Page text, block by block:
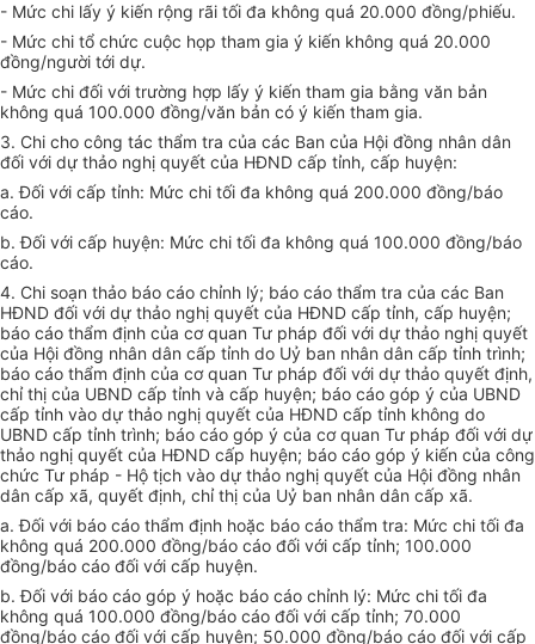
- Mức chi lấy ý kiến rộng rãi tối đa không quá 20.000 đồng/phiếu.
- Mức chi tổ chức cuộc họp tham gia ý kiến không quá 20.000
đồng/người tới dự.
- Mức chi đối với trường hợp lấy ý kiến tham gia bằng văn bản
không quá 100.000 đồng/văn bản có ý kiến tham gia.
3. Chi cho công tác thẩm tra của các Ban của Hội đồng nhân dân
đối với dự thảo nghị quyết của HĐND cấp tỉnh, cấp huyện:
a. Đối với cấp tỉnh: Mức chi tối đa không quá 200.000 đồng/báo
cáo.
b. Đối với cấp huyện: Mức chi tối đa không quá 100.000 đồng/báo
cáo.
4. Chi soạn thảo báo cáo chỉnh lý; báo cáo thẩm tra của các Ban
HĐND đối với dự thảo nghị quyết của HĐND cấp tỉnh, cấp huyện;
báo cáo thẩm định của cơ quan Tư pháp đối với dự thảo nghị quyết
của Hội đồng nhân dân cấp tỉnh do Uỷ ban nhân dân cấp tỉnh trình;
báo cáo thẩm định của cơ quan Tư pháp đối với dự thảo quyết định,
chỉ thị của UBND cấp tỉnh và cấp huyện; báo cáo góp ý của UBND
cấp tỉnh vào dự thảo nghị quyết của HĐND cấp tỉnh không do
UBND cấp tỉnh trình; báo cáo góp ý của cơ quan Tư pháp đối với dự
thảo nghị quyết của HĐND cấp huyện; báo cáo góp ý kiến của công
chức Tư pháp - Hộ tịch vào dự thảo nghị quyết của Hội đồng nhân
dân cấp xã, quyết định, chỉ thị của Uỷ ban nhân dân cấp xã.
a. Đối với báo cáo thẩm định hoặc báo cáo thẩm tra: Mức chi tối đa
không quá 200.000 đồng/báo cáo đối với cấp tỉnh; 100.000
đồng/báo cáo đối với cấp huyện.
b. Đối với báo cáo góp ý hoặc báo cáo chỉnh lý: Mức chi tối đa
không quá 100.000 đồng/báo cáo đối với cấp tỉnh; 70.000
đồng/báo cáo đối với cấp huyện; 50.000 đồng/báo cáo đối với cấp